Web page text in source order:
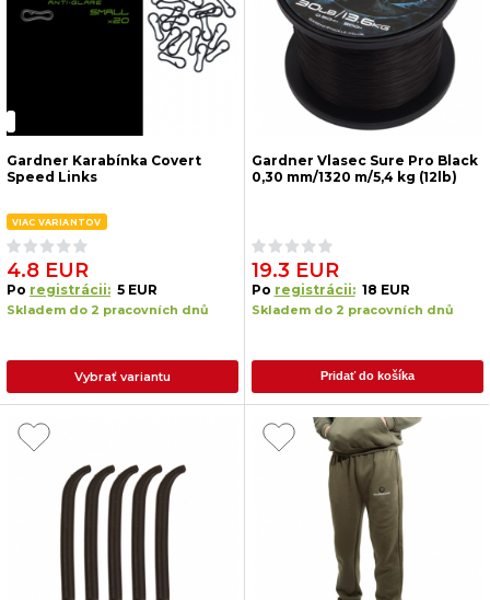
Gardner Karabínka Covert
Speed Links
VIAC VARIANTOV
4.8 EUR
Po registrácii: 5 EUR
Skladem do 2 pracovních dnů
Vybrať variantu
Gardner Vlasec Sure Pro Black
0,30 mm/1320 m/5,4 kg (12lb)
19.3 EUR
Po registrácii: 18 EUR
Skladem do 2 pracovních dnů
Pridať do košíka